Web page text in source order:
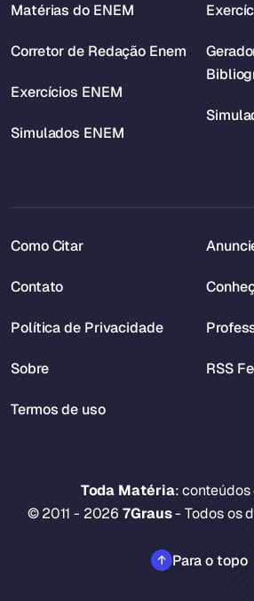
Matérias do ENEM
Corretor de Redação Enem
Exercícios ENEM
Simulados ENEM
Toda Matéria: conteúdos
© 2011 - 20267Graus- Todos os
Para o topo
Como Citar
Contato
Política de Privacidade
Sobre
Termos de uso
RSS